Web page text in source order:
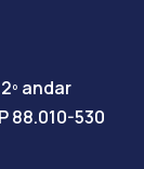
andar
88.010-530